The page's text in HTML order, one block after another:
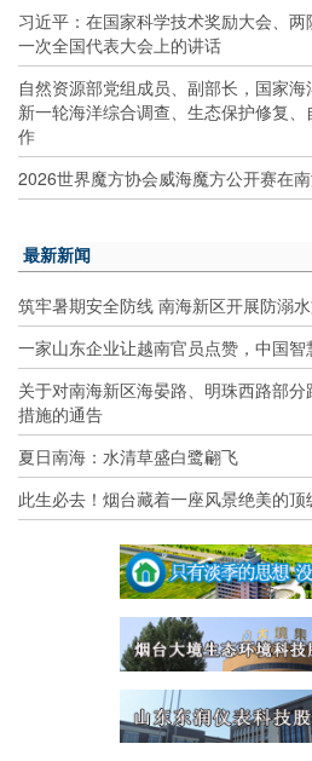
习近平：在国家科学技术奖励大会、
一次全国代表大会上的讲话
自然资源部党组成员、副部长，国家
新一轮海洋综合调查、生态保护修复
作
2026世界魔方协会威海魔方公开赛在
最新新闻
筑牢暑期安全防线 南海新区开展防溺
一家山东企业让越南官员点赞，中国
关于对南海新区海晏路、明珠西路部
措施的通告
夏日南海：水清草盛白鹭翩飞
此生必去！烟台藏着一座风景绝美的顶